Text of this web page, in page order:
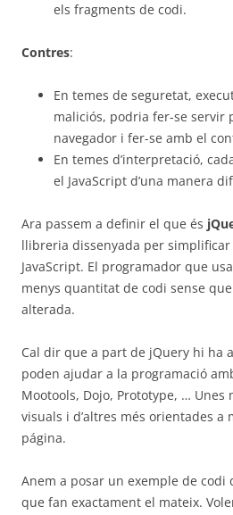
els fragments de codi.
Contres:
En temes de seguretat,
maliciós, podria fer-se servir
navegador i fer-se amb el
En temes d’interpretació,
el JavaScript d’una manera
Ara passem a definir el que és
llibreria dissenyada per
JavaScript. El programador que
menys quantitat de codi sense
alterada.
Cal dir que a part de jQuery hi ha
poden ajudar a la programació
Mootools, Dojo, Prototype, … Unes
visuals i d’altres més orientades a
página.
Anem a posar un exemple de codi
que fan exactament el mateix.